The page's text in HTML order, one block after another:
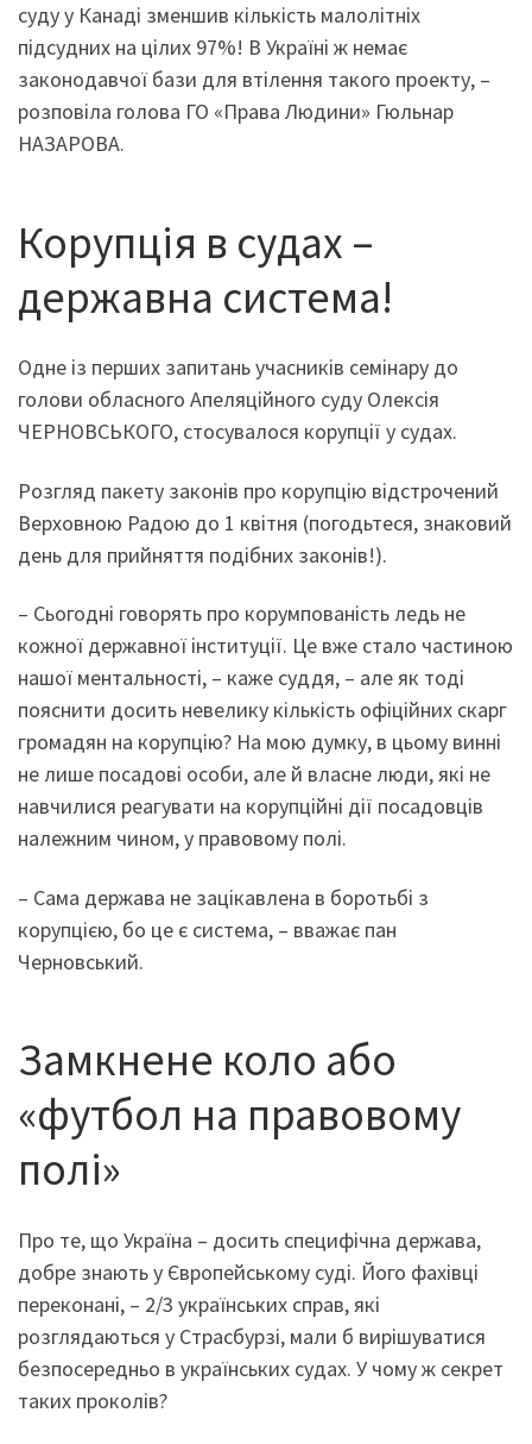
суду у Канаді зменшив кількість малолітніх
підсудних на цілих 97%! В Україні ж немає
законодавчої бази для втілення такого проекту, –
розповіла голова ГО «Права Людини» Гюльнар
НАЗАРОВА.
Корупція в судах –
державна система!
Одне із перших запитань учасників семінару до
голови обласного Апеляційного суду Олексія
ЧЕРНОВСЬКОГО, стосувалося корупції у судах.
Розгляд пакету законів про корупцію відстрочений
Верховною Радою до 1 квітня (погодьтеся, знаковий
день для прийняття подібних законів!).
– Сьогодні говорять про корумпованість ледь не
кожної державної інституції. Це вже стало частиною
нашої ментальності, – каже суддя, – але як тоді
пояснити досить невелику кількість офіційних скарг
громадян на корупцію? На мою думку, в цьому винні
не лише посадові особи, але й власне люди, які не
навчилися реагувати на корупційні дії посадовців
належним чином, у правовому полі.
– Сама держава не зацікавлена в боротьбі з
корупцією, бо це є система, – вважає пан
Черновський.
Замкнене коло або
«футбол на правовому
полі»
Про те, що Україна – досить специфічна держава,
добре знають у Європейському суді. Його фахівці
переконані, – 2/3 українських справ, які
розглядаються у Страсбурзі, мали б вирішуватися
безпосередньо в українських судах. У чому ж секрет
таких проколів?